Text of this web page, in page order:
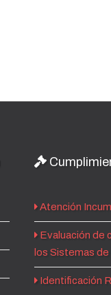
Atención
Evaluación de
los Sistemas
Identificación